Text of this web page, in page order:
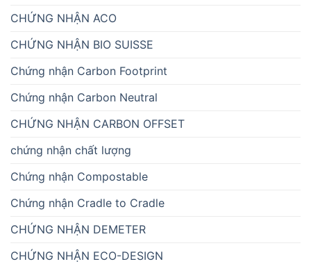
CHỨNG NHẬN ACO
CHỨNG NHẬN BIO SUISSE
Chứng nhận Carbon Footprint
Chứng nhận Carbon Neutral
CHỨNG NHẬN CARBON OFFSET
chứng nhận chất lượng
Chứng nhận Compostable
Chứng nhận Cradle to Cradle
CHỨNG NHẬN DEMETER
CHỨNG NHẬN ECO-DESIGN